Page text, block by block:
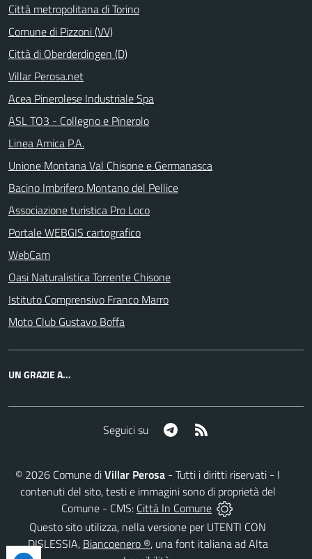
Città metropolitana di Torino
Comune di Pizzoni (VV)
Città di Oberderdingen (D)
Villar Perosa.net
Acea Pinerolese Industriale Spa
ASL TO3 - Collegno e Pinerolo
Linea Amica P.A.
Unione Montana Val Chisone e Germanasca
Bacino Imbrifero Montano del Pellice
Associazione turistica Pro Loco
Portale WEBGIS cartografico
WebCam
Oasi Naturalistica Torrente Chisone
Istituto Comprensivo Franco Marro
Moto Club Gustavo Boffa
UN GRAZIE A...
Seguici su Telegram
© 2026 Comune diVillar Perosa - Tutti i diritti riservati - I
contenuti del sito, testi e immagini sono di proprietà del
Comune - CMS: Città In Comune
Questo sito utilizza, nella versione per UTENTI CON
DISLESSIA, Biancoenero ®, una font italiana ad Alta